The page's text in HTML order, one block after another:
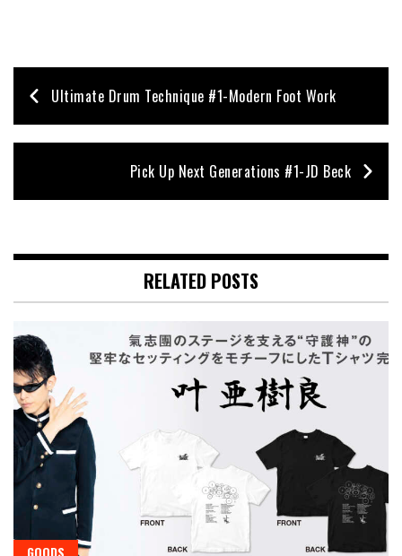
Ultimate Drum Technique #1-Modern Foot Work
Pick Up Next Generations #1-JD Beck
RELATED POSTS
GOODS